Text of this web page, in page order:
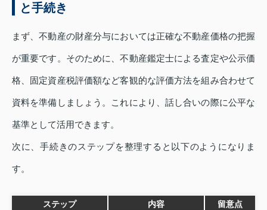
と手続き
まず、不動産の財産分与においては正確な不動産価格の把握
が重要です。そのために、不動産鑑定士による査定や公示価
格、固定資産税評価額など客観的な評価方法を組み合わせて
資料を準備しましょう。これにより、話し合いの際に公平な
基準として活用できます。
次に、手続きのステップを整理すると以下のようになりま
す。
ステップ 内容 留意点